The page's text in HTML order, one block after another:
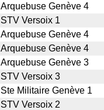
Arquebuse Genève 4
STV Versoix 1
Arquebuse Genève 4
Arquebuse Genève 4
Arquebuse Genève 3
STV Versoix 3
Ste Militaire Genève 1
STV Versoix 2